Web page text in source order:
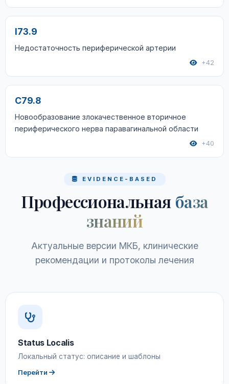
I73.9
Недостаточность периферической артерии
+42
C79.8
Новообразование злокачественное вторичное
периферического нерва паравагинальной области
+40
EVIDENCE-BASED
Профессиональная база
знаний
Актуальные версии МКБ, клинические
рекомендации и протоколы лечения
Status Localis
Локальный статус: описание и шаблоны
Перейти